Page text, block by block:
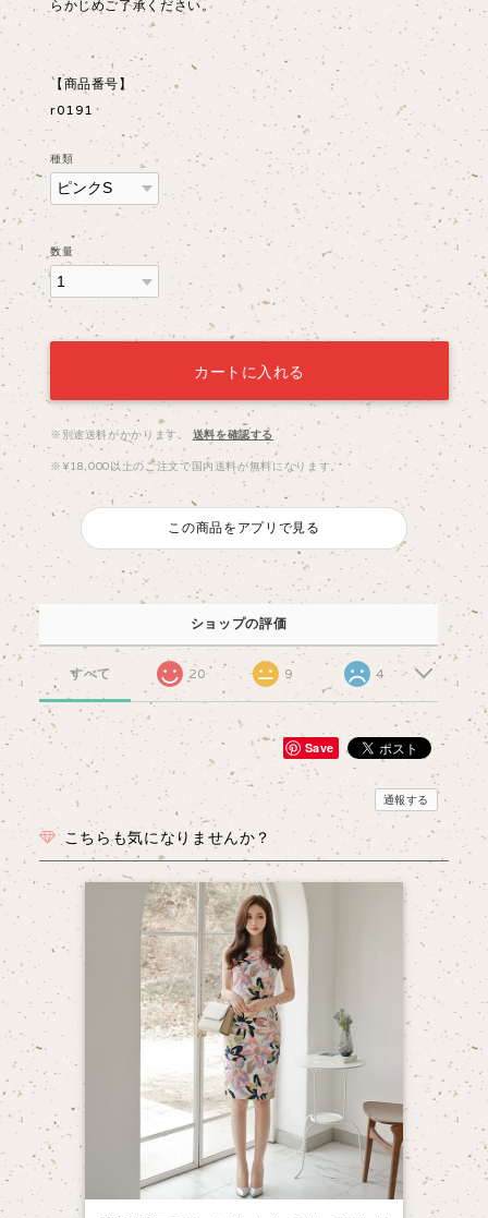
らかじめご了承ください。
【商品番号】
r0191
種類
数量
カートに入れる
※別途送料がかかります。 送料を確認する
※¥18,000以上のご注文で国内送料が無料になります。
この商品をアプリで見る
ショップの評価
すべて 20 9 4
Save
通報する
こちらも気になりませんか？